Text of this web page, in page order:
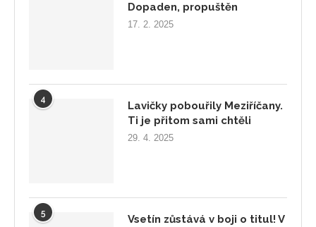
Dopaden, propuštěn
17. 2. 2025
4
Lavičky pobouřily Meziříčany.
Ti je přitom sami chtěli
29. 4. 2025
5
Vsetín zůstává v boji o titul! V